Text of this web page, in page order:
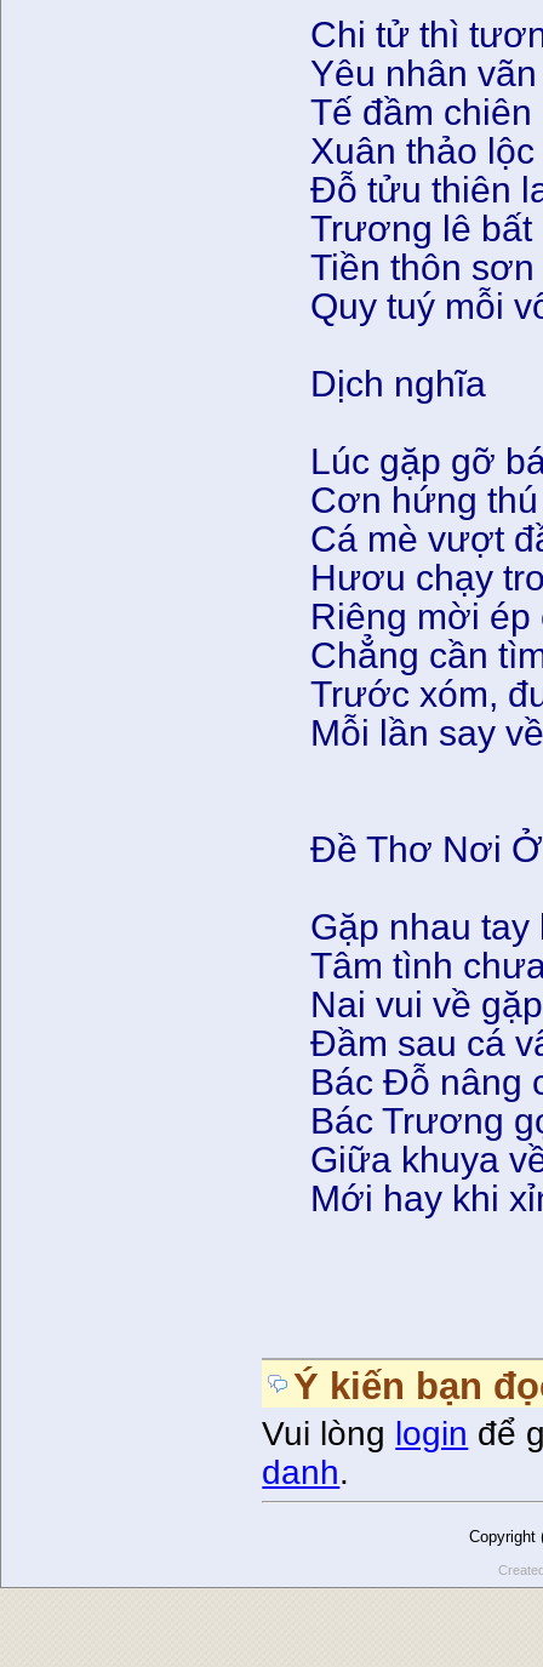
Chi tử thì
Yêu nhân
Tế đầm
Xuân thảo
Đỗ tửu thiên
Trương lê
Tiền thôn
Quy tuý mỗi
Dịch nghĩa
Lúc gặp gỡ
Cơn hứng
Cá mè vượt
Hươu chạy
Riêng mời
Chẳng cần
Trước xóm,
Mỗi lần say
Đề Thơ Nơi
Gặp nhau
Tâm tình
Nai vui về
Đầm sau cá
Bác Đỗ nâng
Bác Trương
Giữa khuya
Mới hay khi
Ý kiến bạn
Vui lòng login để
danh.
Copyright